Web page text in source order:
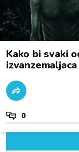
Kako bi svaki
izvanzemaljaca
0